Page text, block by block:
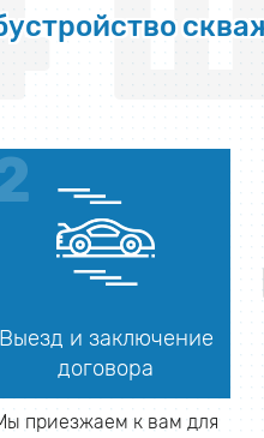
Выезд и заключение
договора
приезжаем к вам для